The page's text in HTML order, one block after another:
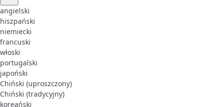
angielski
hiszpański
niemiecki
francuski
włoski
portugalski
japoński
Chiński (uproszczony)
Chiński (tradycyjny)
koreański